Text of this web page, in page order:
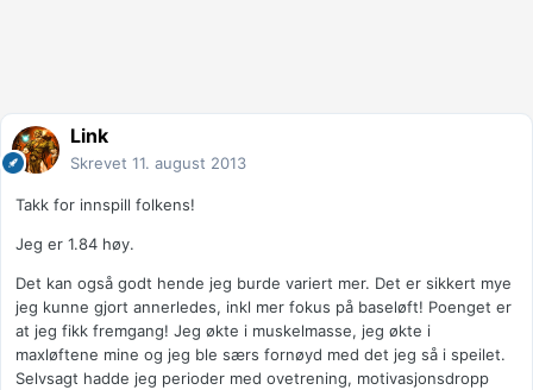
Link
Skrevet 11. august 2013
Takk for innspill folkens!
Jeg er 1.84 høy.
Det kan også godt hende jeg burde variert mer. Det er sikkert mye
jeg kunne gjort annerledes, inkl mer fokus på baseløft! Poenget er
at jeg fikk fremgang! Jeg økte i muskelmasse, jeg økte i
maxløftene mine og jeg ble særs fornøyd med det jeg så i speilet.
Selvsagt hadde jeg perioder med ovetrening, motivasjonsdropp